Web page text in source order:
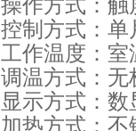
操作方式：触
控制方式：单
工作温度：室
调温方式：无
显示方式：
加热方式：